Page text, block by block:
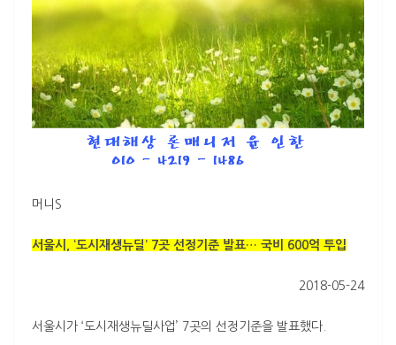
머니S
서울시, ‘도시재생뉴딜’ 7곳 선정기준 발표… 국비 600억 투입
2018-05-24
서울시가 ‘도시재생뉴딜사업’ 7곳의 선정기준을 발표했다.